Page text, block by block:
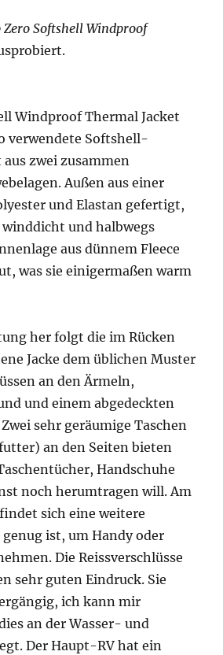
Zero Softshell Windproof
Windproof Thermal Jacket
verwendete Softshell-
zwei zusammen
Außen aus einer
und Elastan gefertigt,
und halbwegs
aus dünnem Fleece
was sie einigermaßen warm
her folgt die im Rücken
Jacke dem üblichen Muster
an den Ärmeln,
und einem abgedeckten
sehr geräumige Taschen
an den Seiten bieten
Handschuhe
noch herumtragen will. Am
sich eine weitere
genug ist, um Handy oder
Die Reissverschlüsse
sehr guten Eindruck. Sie
ich kann mir
an der Wasser- und
Der Haupt-RV hat ein